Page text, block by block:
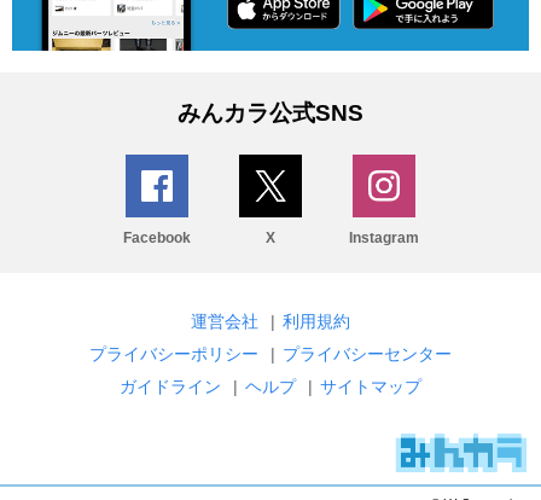
みんカラ公式SNS
Facebook X Instagram
運営会社 | 利用規約
プライバシーポリシー
| プライバシーセンター
ガイドライン
| ヘルプ | サイトマップ